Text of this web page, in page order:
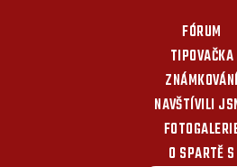
FÓRUM
TIPOVAČKA
ZNÁMKOVÁNÍ
NAVŠTÍVILI
O SPARTĚ S